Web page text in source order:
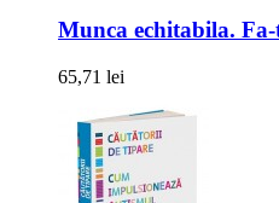
Munca echitabila.
65,71 lei